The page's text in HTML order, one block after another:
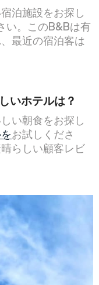
泊施設をお探し
い。このB&Bは有
最近の宿泊客は
いホテルは？
い朝食をお探し
お試しくださ
らしい顧客レビ